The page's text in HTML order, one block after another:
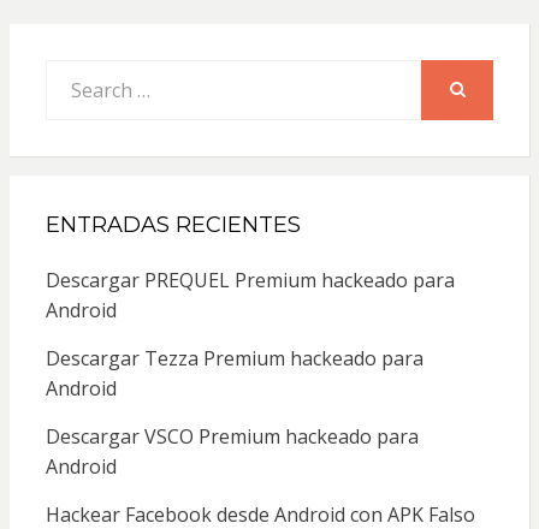
for:
ENTRADAS RECIENTES
Descargar PREQUEL Premium hackeado para
Android
Descargar Tezza Premium hackeado para
Android
Descargar VSCO Premium hackeado para
Android
Hackear Facebook desde Android con APK Falso